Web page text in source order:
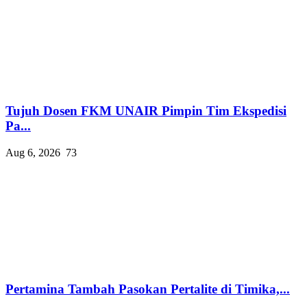
Tujuh Dosen FKM UNAIR Pimpin Tim Ekspedisi
Pa...
Aug 6, 2026 73
Pertamina Tambah Pasokan Pertalite di Timika,...